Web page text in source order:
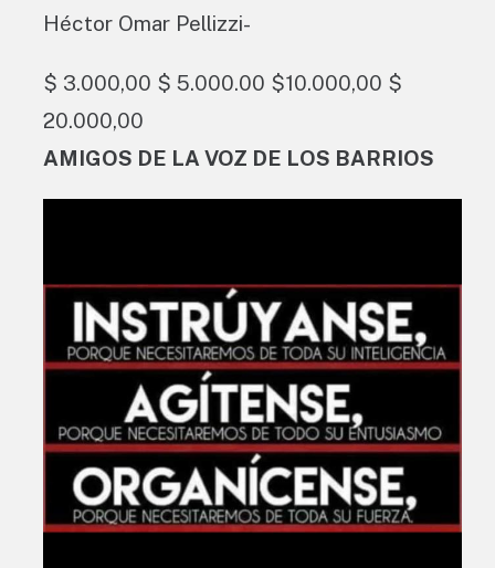
Héctor Omar Pellizzi-
$ 3.000,00 $ 5.000.00 $10.000,00 $
20.000,00
AMIGOS DE LA VOZ DE LOS BARRIOS